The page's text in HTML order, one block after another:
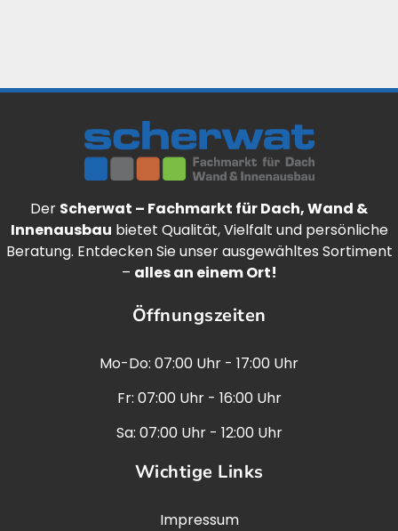
Der Scherwat – Fachmarkt für Dach, Wand &
Innenausbau bietet Qualität, Vielfalt und persönliche
Beratung. Entdecken Sie unser ausgewähltes Sortiment
– alles an einem Ort!
Öffnungszeiten
Mo-Do: 07:00 Uhr - 17:00 Uhr
Fr: 07:00 Uhr - 16:00 Uhr
Sa: 07:00 Uhr - 12:00 Uhr
Wichtige Links
Impressum